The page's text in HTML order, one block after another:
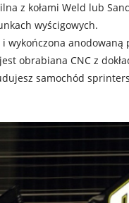
z kołami Weld lub
wyścigowych.
anodowaną
obrabiana CNC z
samochód